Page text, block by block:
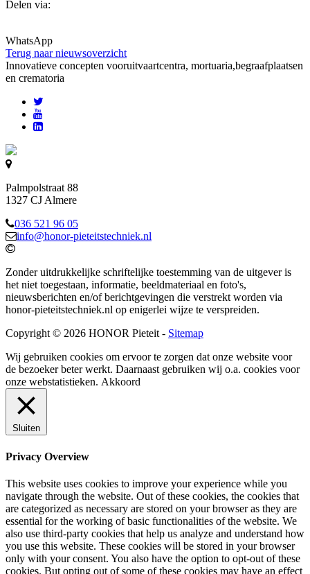
Delen via:
WhatsApp
Terug naar nieuwsoverzicht
Innovatieve concepten vooruitvaartcentra, mortuaria,begraafplaatsen
en crematoria
Palmpolstraat 88
1327 CJ Almere
036 521 96 05
info@honor-pieteitstechniek.nl
Zonder uitdrukkelijke schriftelijke toestemming van de uitgever is
het niet toegestaan, informatie, beeldmateriaal en foto's,
nieuwsberichten en/of berichtgevingen die verstrekt worden via
honor-pieteitstechniek.nl op enigerlei wijze te verspreiden.
Copyright © 2026 HONOR Pieteit - Sitemap
Wij gebruiken cookies om ervoor te zorgen dat onze website voor
de bezoeker beter werkt. Daarnaast gebruiken wij o.a. cookies voor
onze webstatistieken. Akkoord
Sluiten
Privacy Overview
This website uses cookies to improve your experience while you
navigate through the website. Out of these cookies, the cookies that
are categorized as necessary are stored on your browser as they are
essential for the working of basic functionalities of the website. We
also use third-party cookies that help us analyze and understand how
you use this website. These cookies will be stored in your browser
only with your consent. You also have the option to opt-out of these
cookies. But opting out of some of these cookies may have an effect